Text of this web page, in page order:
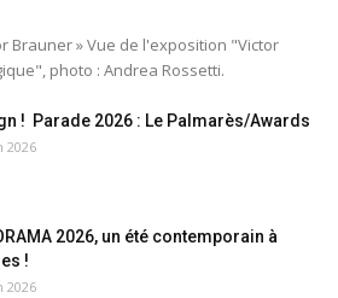
Brauner » Vue de l'exposition "Victor
photo : Andrea Rossetti.
! Parade 2026 : Le Palmarès/Awards
2026
2026, un été contemporain à
!
2026